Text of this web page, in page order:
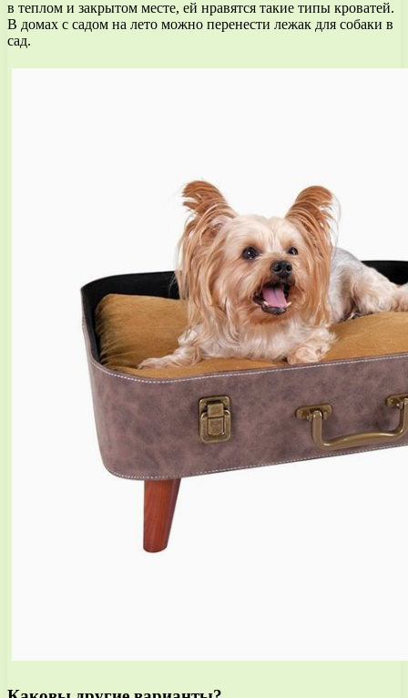
в теплом и закрытом месте, ей нравятся такие типы кроватей.
В домах с садом на лето можно перенести лежак для собаки в
сад.